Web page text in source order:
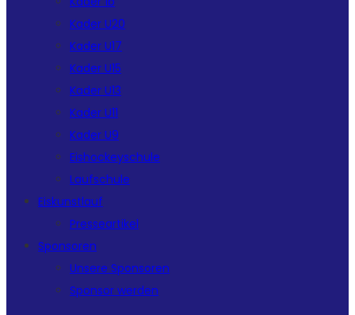
Kader U20
Kader U17
Kader U15
Kader U13
Kader U11
Kader U9
Eishockeyschule
Laufschule
Eiskunstlauf
Presseartikel
Sponsoren
Unsere Sponsoren
Sponsor werden